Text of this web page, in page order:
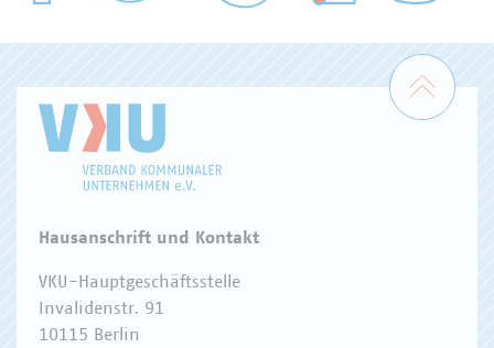
WASSER/ABWASSER
Zum
Hausanschrift und Kontakt
VKU-Hauptgeschäftsstelle
Invalidenstr. 91
10115 Berlin